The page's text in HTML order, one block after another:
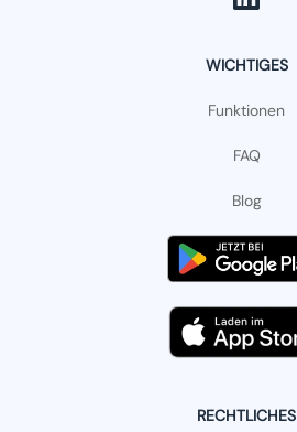
WICHTIGES
Funktionen
FAQ
Blog
RECHTLICHES